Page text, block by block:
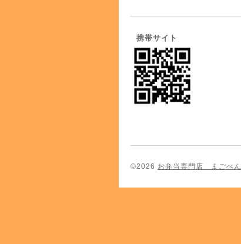
携帯サイト
©2026 お弁当専門店 まごべん